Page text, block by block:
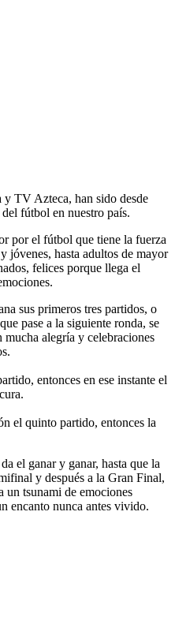
TV Azteca, han sido desde
fútbol en nuestro país.
por el fútbol que tiene la fuerza
jóvenes, hasta adultos de mayor
felices porque llega el
sus primeros tres partidos, o
pase a la siguiente ronda, se
alegría y celebraciones
entonces en ese instante el
el quinto partido, entonces la
el ganar y ganar, hasta que la
y después a la Gran Final,
tsunami de emociones
encanto nunca antes vivido.